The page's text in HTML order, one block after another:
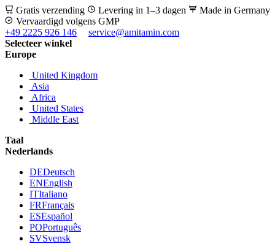
Gratis verzending Levering in 1–3 dagen
Made in Germany
Vervaardigd volgens GMP
+49 2225 926 146
service@amitamin.com
Selecteer winkel
Europe
United Kingdom
Asia
Africa
United States
Middle East
Taal
Nederlands
DEDeutsch
ENEnglish
ITItaliano
FRFrançais
ESEspañol
POPortuguês
SVSvensk